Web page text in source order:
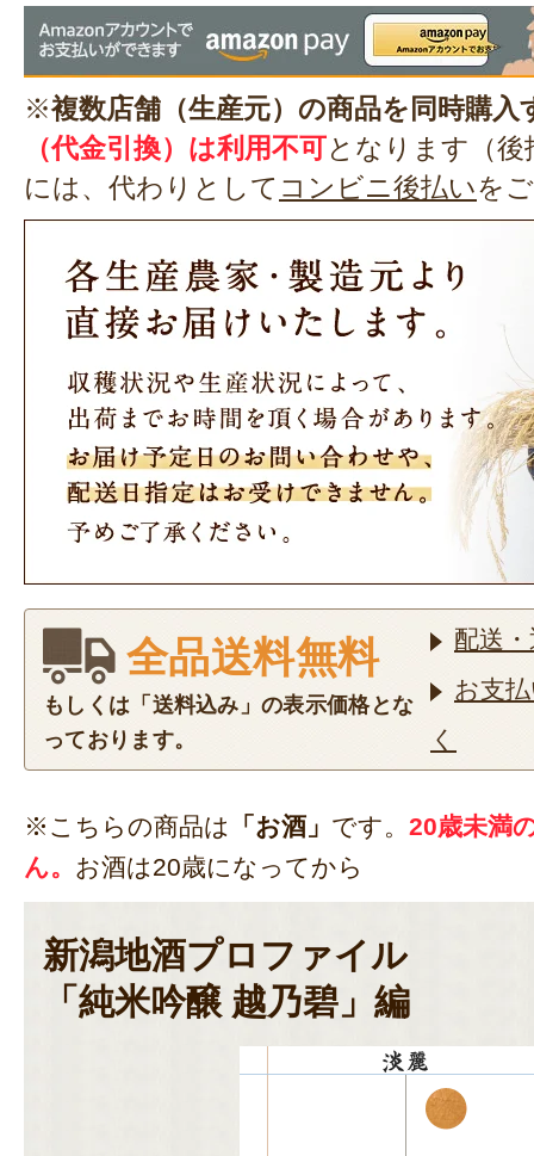
※複数店舗（生産元）の商品を同時購入
（代金引換）は利用不可 となります（
には、代わりとして コンビニ後払いを
全品送料無料
もしくは「送料込み」の表示価格とな
っております。
配送
お支
く
※こちらの商品は 「お酒」 です。 20歳未満
ん。 お酒は20歳になってから
新潟地酒プロファイル
「純米吟醸 越乃碧」編